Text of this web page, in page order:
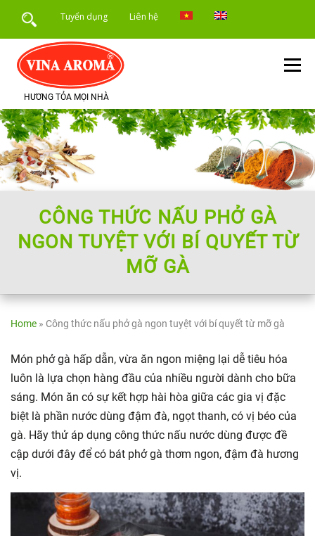
Tuyển dụng Liên hệ
HƯƠNG TỎA MỌI NHÀ
Menu
TRANG CHỦ GIỚI THIỆU SẢN PHẨM
DỊCH VỤ TIN TỨC
CÔNG THỨC NẤU PHỞ GÀ
NGON TUYỆT VỚI BÍ QUYẾT TỪ
MỠ GÀ
Home » Công thức nấu phở gà ngon tuyệt với bí quyết từ mỡ gà
Món phở gà hấp dẫn, vừa ăn ngon miệng lại dễ tiêu hóa
luôn là lựa chọn hàng đầu của nhiều người dành cho bữa
sáng. Món ăn có sự kết hợp hài hòa giữa các gia vị đặc
biệt là phần nước dùng đậm đà, ngọt thanh, có vị béo của
gà. Hãy thử áp dụng công thức nấu nước dùng được đề
cập dưới đây để có bát phở gà thơm ngon, đậm đà hương
vị.